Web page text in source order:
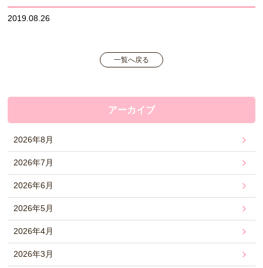
2019.08.26
一覧へ戻る
アーカイブ
2026年8月
2026年7月
2026年6月
2026年5月
2026年4月
2026年3月